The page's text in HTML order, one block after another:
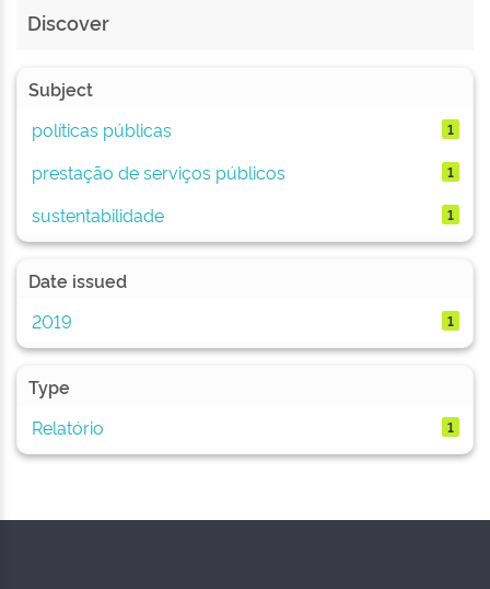
Discover
Subject
políticas públicas
1
prestação de serviços públicos 1
sustentabilidade 1
Date issued
2019
1
Type
Relatório
1